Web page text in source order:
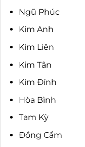
Ngũ Phúc
Kim Anh
Kim Liên
Kim Tân
Kim Đính
Hòa Bình
Tam Kỳ
Đồng Cẩm